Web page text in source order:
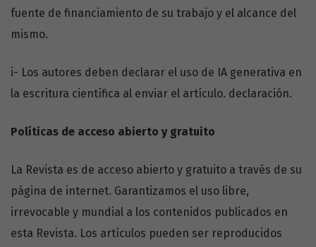
fuente de financiamiento de su trabajo y el alcance del
mismo.
i- Los autores deben declarar el uso de IA generativa en
la escritura científica al enviar el artículo. declaración.
Políticas de acceso abierto y gratuito
La Revista es de acceso abierto y gratuito a través de su
página de internet. Garantizamos el uso libre,
irrevocable y mundial a los contenidos publicados en
esta Revista. Los artículos pueden ser reproducidos